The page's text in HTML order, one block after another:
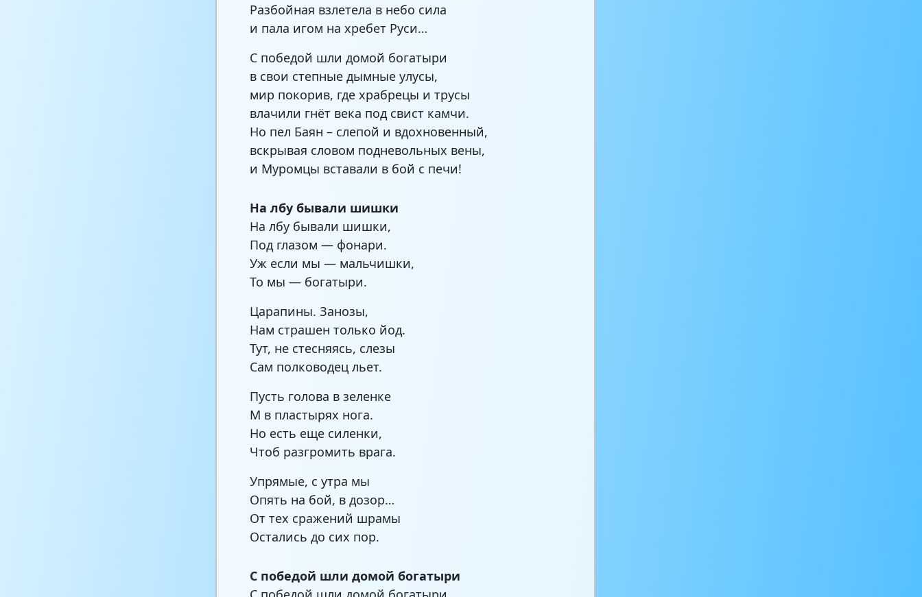
Разбойная взлетела в небо сила
и пала игом на хребет Руси…
С победой шли домой богатыри
в свои степные дымные улусы,
мир покорив, где храбрецы и трусы
влачили гнёт века под свист камчи.
Но пел Баян – слепой и вдохновенный,
вскрывая словом подневольных вены,
и Муромцы вставали в бой с печи!
На лбу бывали шишки
На лбу бывали шишки,
Под глазом — фонари.
Уж если мы — мальчишки,
То мы — богатыри.
Царапины. Занозы,
Нам страшен только йод.
Тут, не стесняясь, слезы
Сам полководец льет.
Пусть голова в зеленке
М в пластырях нога.
Но есть еще силенки,
Чтоб разгромить врага.
Упрямые, с утра мы
Опять на бой, в дозор…
От тех сражений шрамы
Остались до сих пор.
С победой шли домой богатыри